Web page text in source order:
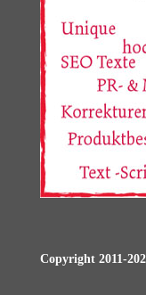
Copyright 2011-